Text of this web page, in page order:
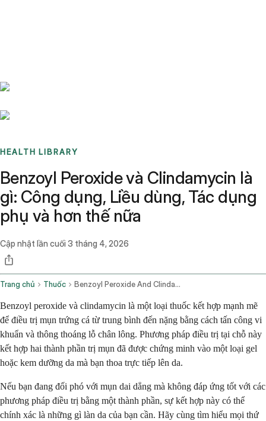
HEALTH LIBRARY
Benzoyl Peroxide và Clindamycin là
gì: Công dụng, Liều dùng, Tác dụng
phụ và hơn thế nữa
Cập nhật lần cuối 3 tháng 4, 2026
Trang chủ Thuốc Benzoyl Peroxide And Clindamycin Topical Application Route
Benzoyl peroxide và clindamycin là một loại thuốc kết hợp mạnh mẽ
để điều trị mụn trứng cá từ trung bình đến nặng bằng cách tấn công vi
khuẩn và thông thoáng lỗ chân lông. Phương pháp điều trị tại chỗ này
kết hợp hai thành phần trị mụn đã được chứng minh vào một loại gel
hoặc kem dưỡng da mà bạn thoa trực tiếp lên da.
Nếu bạn đang đối phó với mụn dai dẳng mà không đáp ứng tốt với các
phương pháp điều trị bằng một thành phần, sự kết hợp này có thể
chính xác là những gì làn da của bạn cần. Hãy cùng tìm hiểu mọi thứ